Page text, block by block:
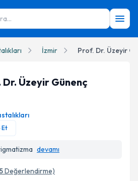
İzmir Prof. Dr. Üzeyir
Profil Fotoğrafı
Üzeyir Günenç
Et
devamı
5Değerlendirme)